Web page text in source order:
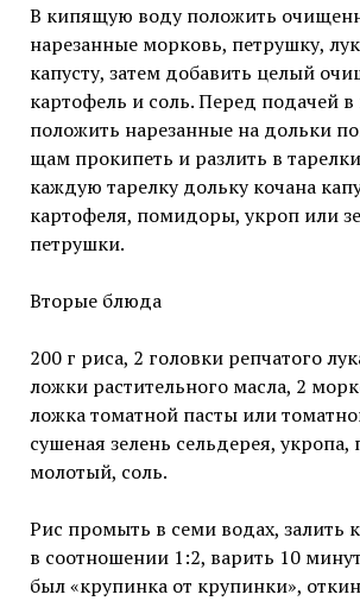
В кипящую воду положить
нарезанные морковь, петрушку,
капусту, затем добавить целый
картофель и соль. Перед подачей
положить нарезанные на дольки
щам прокипеть и разлить в
каждую тарелку дольку кочана
картофеля, помидоры, укроп или
петрушки.
Вторые блюда
200 г риса, 2 головки репчатого
ложки растительного масла, 2
ложка томатной пасты или
сушеная зелень сельдерея,
молотый, соль.
Рис промыть в семи водах, залить
в соотношении 1:2, варить 10
был «крупинка от крупинки»,